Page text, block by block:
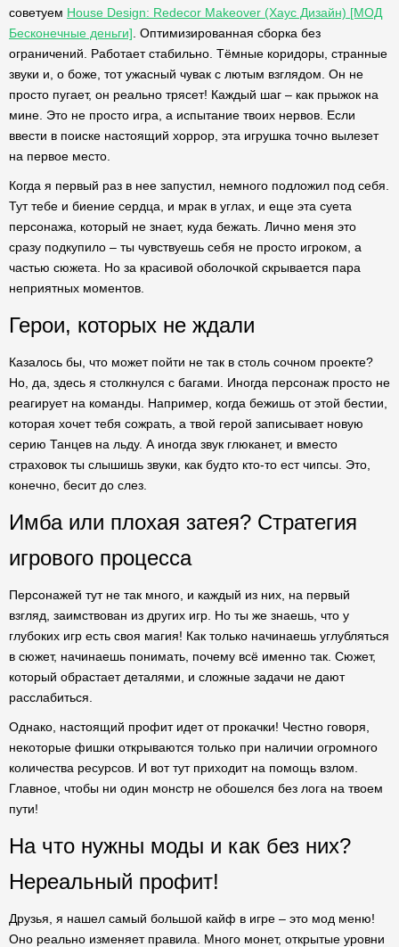
советуем House Design: Redecor Makeover (Хаус Дизайн) [МОД
Бесконечные деньги] . Оптимизированная сборка без
ограничений. Работает стабильно. Тёмные коридоры, странные
звуки и, о боже, тот ужасный чувак с лютым взглядом. Он не
просто пугает, он реально трясет! Каждый шаг – как прыжок на
мине. Это не просто игра, а испытание твоих нервов. Если
ввести в поиске настоящий хоррор, эта игрушка точно вылезет
на первое место.
Когда я первый раз в нее запустил, немного подложил под себя.
Тут тебе и биение сердца, и мрак в углах, и еще эта суета
персонажа, который не знает, куда бежать. Лично меня это
сразу подкупило – ты чувствуешь себя не просто игроком, а
частью сюжета. Но за красивой оболочкой скрывается пара
неприятных моментов.
Герои, которых не ждали
Казалось бы, что может пойти не так в столь сочном проекте?
Но, да, здесь я столкнулся с багами. Иногда персонаж просто не
реагирует на команды. Например, когда бежишь от этой бестии,
которая хочет тебя сожрать, а твой герой записывает новую
серию Танцев на льду. А иногда звук глюканет, и вместо
страховок ты слышишь звуки, как будто кто-то ест чипсы. Это,
конечно, бесит до слез.
Имба или плохая затея? Стратегия
игрового процесса
Персонажей тут не так много, и каждый из них, на первый
взгляд, заимствован из других игр. Но ты же знаешь, что у
глубоких игр есть своя магия! Как только начинаешь углубляться
в сюжет, начинаешь понимать, почему всё именно так. Сюжет,
который обрастает деталями, и сложные задачи не дают
расслабиться.
Однако, настоящий профит идет от прокачки! Честно говоря,
некоторые фишки открываются только при наличии огромного
количества ресурсов. И вот тут приходит на помощь взлом.
Главное, чтобы ни один монстр не обошелся без лога на твоем
пути!
На что нужны моды и как без них?
Нереальный профит!
Друзья, я нашел самый большой кайф в игре – это мод меню!
Оно реально изменяет правила. Много монет, открытые уровни